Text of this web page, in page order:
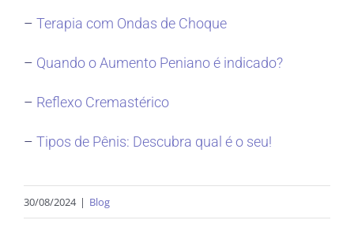
– Terapia com Ondas de Choque
– Quando o Aumento Peniano é indicado?
– Reflexo Cremastérico
– Tipos de Pênis: Descubra qual é o seu!
30/08/2024 | Blog